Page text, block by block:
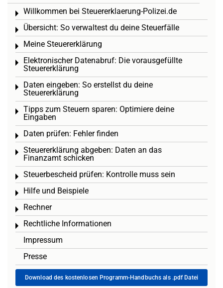
Willkommen bei Steuererklaerung-Polizei.de
Toggle menu
Übersicht: So verwaltest du deine Steuerfälle
Toggle menu
Meine Steuererklärung
Toggle menu
Elektronischer Datenabruf: Die vorausgefüllte
Steuererklärung
Toggle menu
Daten eingeben: So erstellst du deine
Steuererklärung
Toggle menu
Tipps zum Steuern sparen: Optimiere deine
Eingaben
Toggle menu
Daten prüfen: Fehler finden
Toggle menu
Steuererklärung abgeben: Daten an das
Finanzamt schicken
Toggle menu
Steuerbescheid prüfen: Kontrolle muss sein
Toggle menu
Hilfe und Beispiele
Toggle menu
Rechner
Toggle menu
Rechtliche Informationen
Toggle menu
Impressum
Presse
Download des kostenlosen Programm-Handbuchs als .pdf Datei